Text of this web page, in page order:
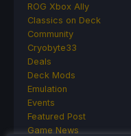
ROG Xbox Ally
Classics on Deck
Community
Cryobyte33
Deals
Deck Mods
Emulation
Events
Featured Post
Game News